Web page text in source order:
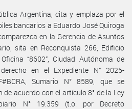
Argentina, cita y emplaza por el
bancarios a Eduardo José Quiroga
en la Gerencia de Asuntos
sita en Reconquista 266, Edificio
“8602”, Ciudad Autónoma de
en el Expediente N° 2025-
Sumario N° 8589, que se
acuerdo con el artículo 8° de la Ley
N° 19.359 (t.o. por Decreto